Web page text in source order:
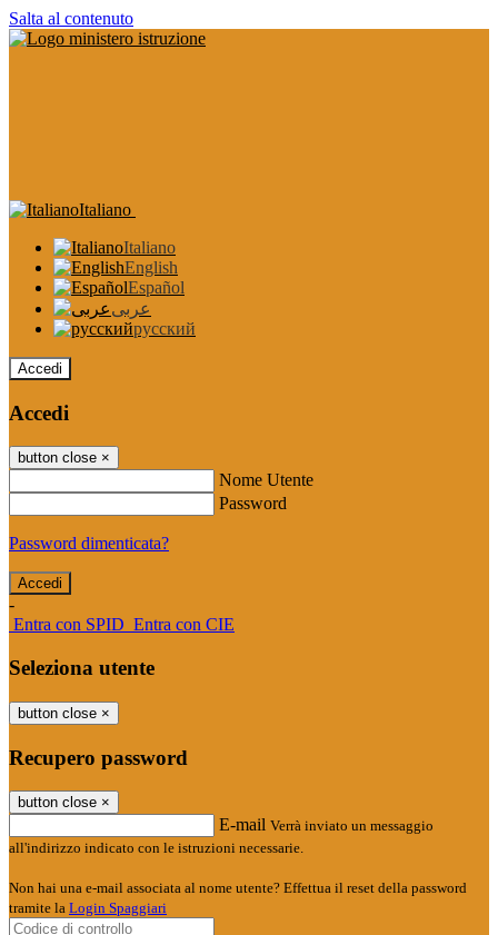
Salta al contenuto
Italiano
Italiano
English
Español
عربى
русский
Accedi
Accedi
button close ×
Nome Utente
Password
Password dimenticata?
-
Entra con SPID Entra con CIE
Seleziona utente
button close ×
Recupero password
button close ×
E-mail Verrà inviato un messaggio
all'indirizzo indicato con le istruzioni necessarie.
Non hai una e-mail associata al nome utente? Effettua il reset della password
tramite la Login Spaggiari